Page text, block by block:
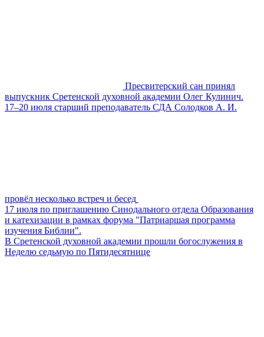
Пресвитерский сан принял
выпускник Сретенской духовной академии Олег Кулинич.
17–20 июля старший преподаватель СДА Солодков А. И.
провёл несколько встреч и бесед
17 июля по приглашению Синодального отдела Образования
и катехизации в рамках форума "Патриаршая программа
изучения Библии".
В Сретенской духовной академии прошли богослужения в
Неделю седьмую по Пятидесятнице